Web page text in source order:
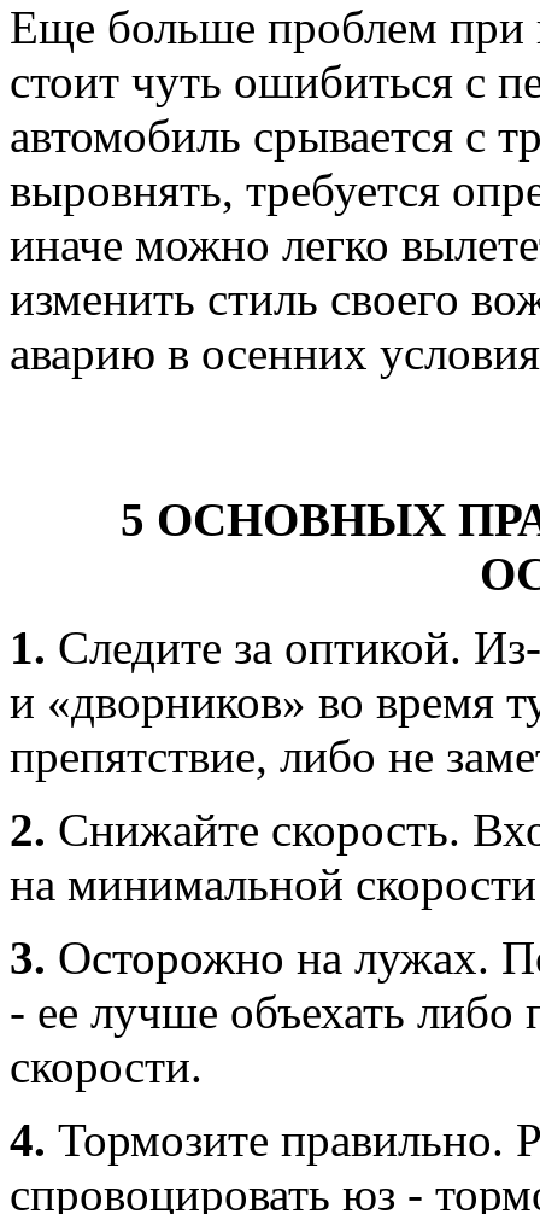
Еще больше проблем при
стоит чуть ошибиться с
автомобиль срывается с
выровнять, требуется
иначе можно легко
изменить стиль своего
аварию в осенних
5 ОСНОВНЫХ
1. Следите за оптикой.
и «дворников» во время
препятствие, либо не
2. Снижайте скорость.
на минимальной
3. Осторожно на лужах.
- ее лучше объехать
скорости.
4. Тормозите правильно.
спровоцировать юз -